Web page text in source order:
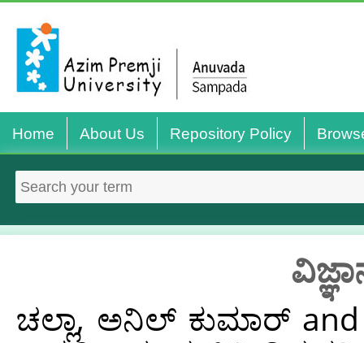
Home About Us Repository Policy
ಚಲ್ಲಾ, ಅನಿಲ್ ಕುಮಾರ್